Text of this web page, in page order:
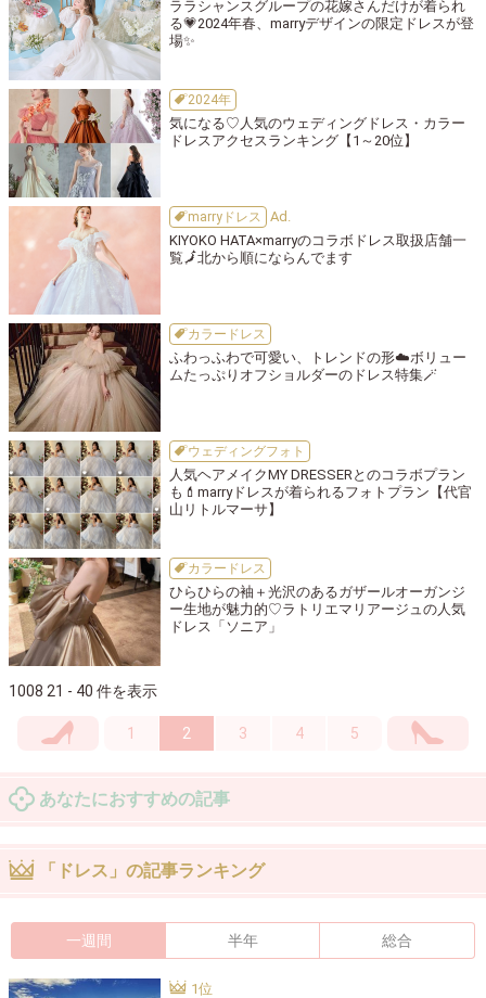
ララシャンスグループの花嫁さんだけが着られ
る💗2024年春、marryデザインの限定ドレスが登
場✨
2024年
気になる♡人気のウェディングドレス・カラー
ドレスアクセスランキング【1～20位】
marryドレス
KIYOKO HATA×marryのコラボドレス取扱店舗一
覧🗾北から順にならんでます
カラードレス
ふわっふわで可愛い、トレンドの形☁️ボリュー
ムたっぷりオフショルダーのドレス特集🪄
ウェディングフォト
人気ヘアメイクMY DRESSERとのコラボプラン
も💄marryドレスが着られるフォトプラン【代官
山リトルマーサ】
カラードレス
ひらひらの袖＋光沢のあるガザールオーガンジ
ー生地が魅力的♡ラトリエマリアージュの人気
ドレス「ソニア」
1008 21 - 40 件を表示
1 2 3 4 5
あなたにおすすめの記事
「ドレス」の記事ランキング
一週間 半年 総合